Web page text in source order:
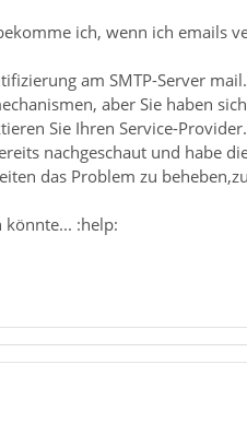
ich, wenn ich emails
am SMTP-Server
aber Sie haben
Sie Ihren Service-Provider.
nachgeschaut und habe
das Problem zu
könnte... :help: